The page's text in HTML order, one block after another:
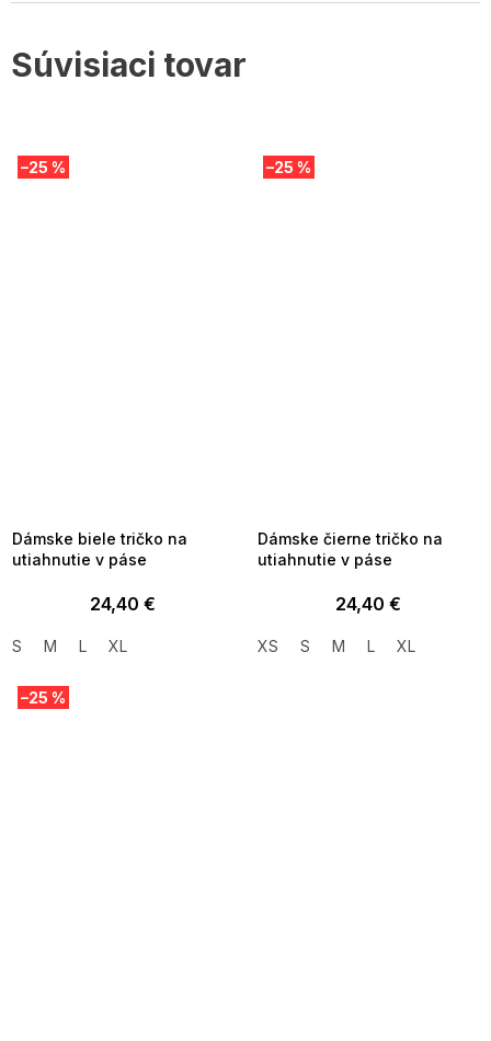
Súvisiaci tovar
–25 %
Dámske biele tričko na
utiahnutie v páse
24,40 €
S M L XL
–25 %
Dámske čierne tričko na
utiahnutie v páse
24,40 €
XS S M L XL
–25 %